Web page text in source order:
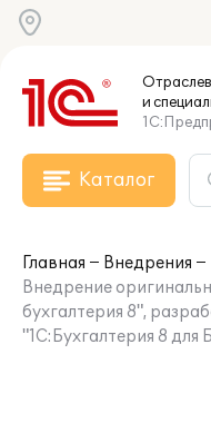
и
Каталог
Главная
Внедрения
Внедрение
бухгалтерия 8",
"1С:Бухгалтерия 8